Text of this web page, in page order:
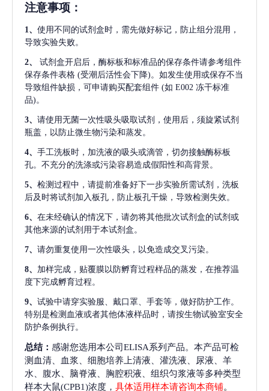
注意事项 ：
1、 使用不同的试剂盒时，需先做好标记，防止组分混用，
导致实验失败。
2、
试剂盒开启后，酶标板和标准品的保存条件请参考组件
保存条件表格 (受潮后活性会下降)。如发生使用或保存不当
导致组件缺损，可申请购买配套组件 (如 E002 冻干标准
品)。
3、 请使用无菌一次性吸头吸取试剂，使用后，须旋紧试剂
瓶盖，以防止微生物污染和蒸发。
4、 手工洗板时，加洗液的吸头或滴管，切勿接触酶标板
孔。不充分的洗涤或污染容易造成假阳性和高背景。
5、 检测过程中，请提前准备好下一步实验所需试剂，洗板
后及时将试剂加入板孔，防止板孔干燥，导致检测失效。
6、 在未经确认的情况下，请勿将其他批次试剂盒的试剂或
其他来源的试剂用于本试剂盒。
7、 请勿重复使用一次性吸头，以免造成交叉污染。
8、 加样完成，贴覆膜以防孵育过程样品的蒸发，在推荐温
度下完成孵育过程。
9、 试验中请穿实验服、戴口罩、手套等，做好防护工作。
特别是检测血液或者其他体液样品时，请按生物试验室安全
防护条例执行。
总结： 感谢您选用本公司ELISA系列产品。本产品可检
测血清、血浆、细胞培养上清液、灌洗液、尿液、羊
水、腹水、脑脊液、胸腔积液、组织匀浆液等多种类型
样本大鼠(CPB1)浓度， 具体适用样本请咨询本商铺。